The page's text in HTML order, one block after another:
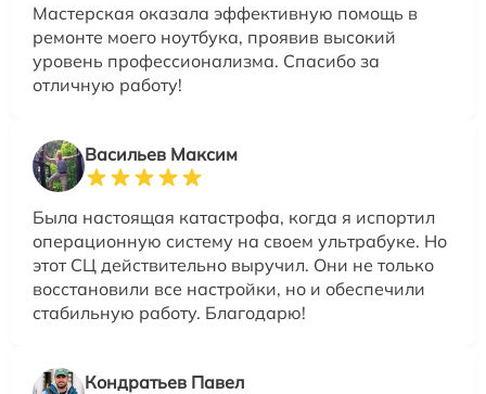
Мастерская оказала эффективную помощь в
ремонте моего ноутбука, проявив высокий
уровень профессионализма. Спасибо за
отличную работу!
Васильев Максим
Была настоящая катастрофа, когда я испортил
операционную систему на своем ультрабуке. Но
этот СЦ действительно выручил. Они не только
восстановили все настройки, но и обеспечили
стабильную работу. Благодарю!
Кондратьев Павел